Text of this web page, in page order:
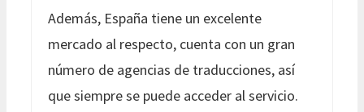
Además, España tiene un excelente
mercado al respecto, cuenta con un gran
número de agencias de traducciones, así
que siempre se puede acceder al servicio.